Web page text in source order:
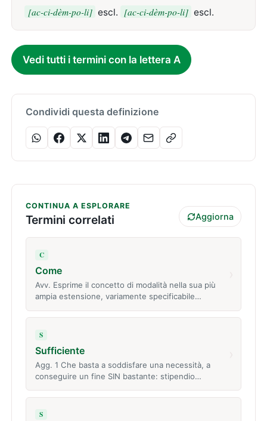
[ac-ci-dèm-po-li] escl. [ac-ci-dèm-po-li] escl.
Vedi tutti i termini con la lettera A
Condividi questa definizione
CONTINUA A ESPLORARE
Termini correlati Aggiorna
C
Come
Avv. Esprime il concetto di modalità nella sua più
ampia estensione, variamente specificabile…
S
Sufficiente
Agg. 1 Che basta a soddisfare una necessità, a
conseguire un fine SIN bastante: stipendio…
S